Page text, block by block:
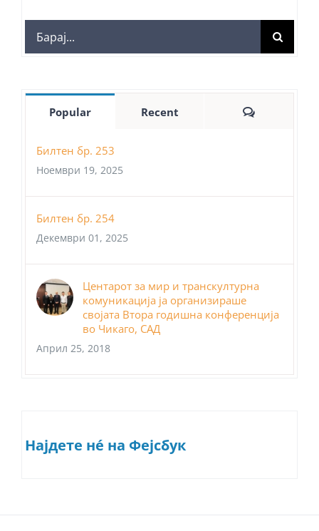
Search
for:
Popular Recent Comments
Билтен бр. 253
Ноември 19, 2025
Билтен бр. 254
Декември 01, 2025
Центарот за мир и транскултурна
комуникација ја организираше
својата Втора годишна конференција
во Чикаго, САД
Април 25, 2018
Најдете нé на Фејсбук